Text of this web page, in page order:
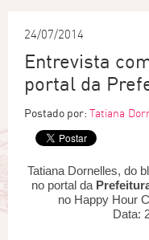
24/07/2014
Entrevista
portal da
Postado por: Tatiana
Tatiana Dornelles, do
no portal da
no Happy Hour
Data: